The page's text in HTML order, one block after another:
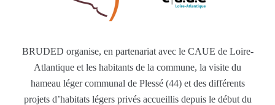
BRUDED organise, en partenariat avec le CAUE de Loire-
Atlantique et les habitants de la commune, la visite du
hameau léger communal de Plessé (44) et des différents
projets d’habitats légers privés accueillis depuis le début du